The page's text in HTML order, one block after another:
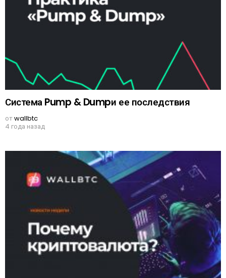
Система Pump & Dumpи ее последствия
отwallbtc
4 года назад